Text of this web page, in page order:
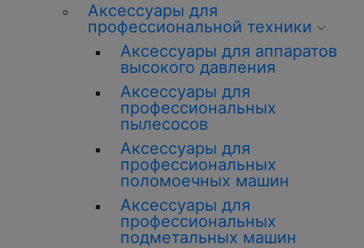
Аксессуары для
профессиональной техники
Аксессуары для аппаратов
высокого давления
Аксессуары для
профессиональных
пылесосов
Аксессуары для
профессиональных
поломоечных машин
Аксессуары для
профессиональных
подметальных машин